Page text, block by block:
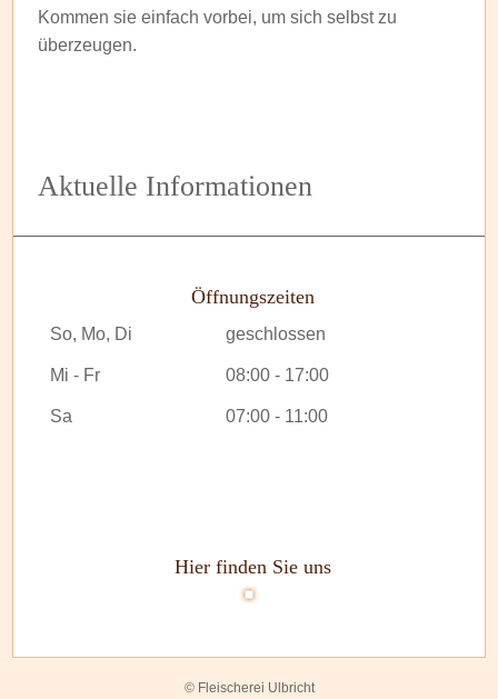
Kommen sie einfach vorbei, um sich selbst zu
überzeugen.
Aktuelle Informationen
Öffnungszeiten
So, Mo, Di geschlossen
Mi - Fr 08:00 - 17:00
Sa 07:00 - 11:00
Hier finden Sie uns
© Fleischerei Ulbricht